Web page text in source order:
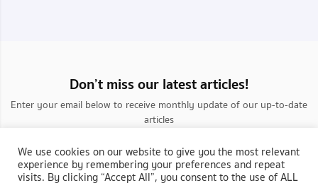
Don’t miss our latest articles!
Enter your email below to receive monthly update of our up-to-date
articles
We use cookies on our website to give you the most relevant
experience by remembering your preferences and repeat
visits. By clicking “Accept All”, you consent to the use of ALL